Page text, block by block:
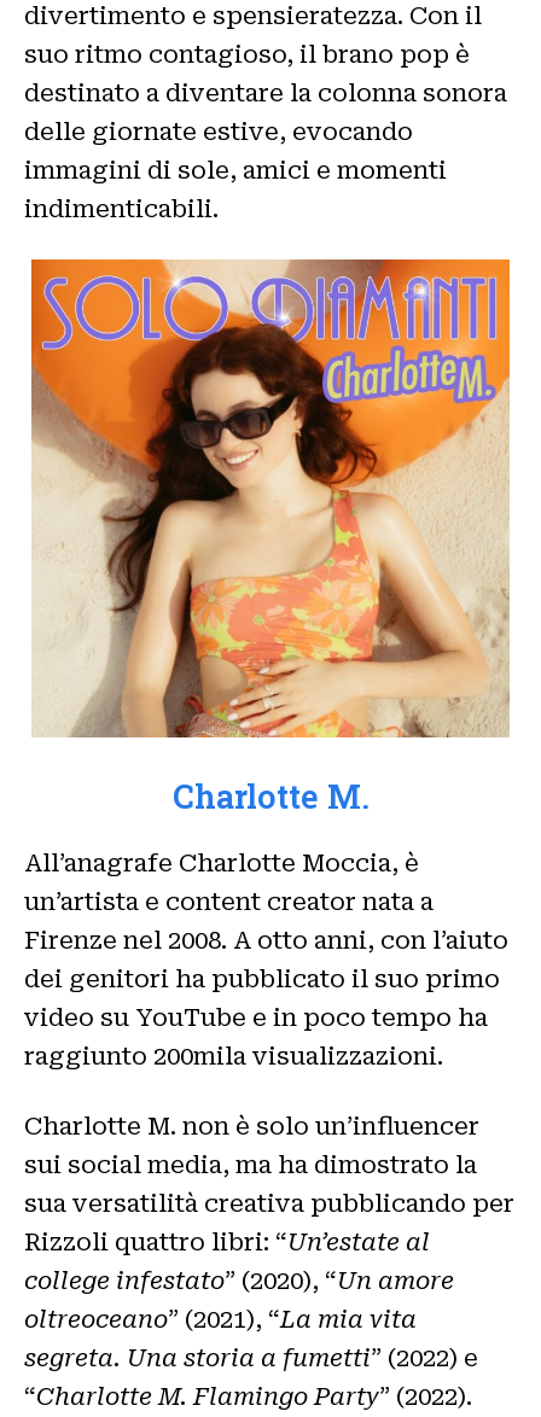
divertimento e spensieratezza. Con il
suo ritmo contagioso, il brano pop è
destinato a diventare la colonna sonora
delle giornate estive, evocando
immagini di sole, amici e momenti
indimenticabili.
Charlotte M.
All’anagrafe Charlotte Moccia, è
un’artista e content creator nata a
Firenze nel 2008. A otto anni, con l’aiuto
dei genitori ha pubblicato il suo primo
video su YouTube e in poco tempo ha
raggiunto 200mila visualizzazioni.
Charlotte M. non è solo un’influencer
sui social media, ma ha dimostrato la
sua versatilità creativa pubblicando per
Rizzoli quattro libri: “Un’estate al
college infestato” (2020), “Un amore
oltreoceano” (2021), “La mia vita
segreta. Una storia a fumetti” (2022) e
“Charlotte M. Flamingo Party” (2022).